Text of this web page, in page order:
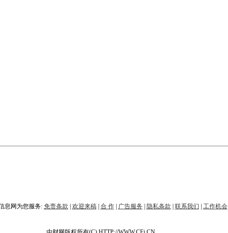
息网为您服务: 免责条款 欢迎来稿| 合 作| 广告服务 隐私条款 联系我们 工作机会